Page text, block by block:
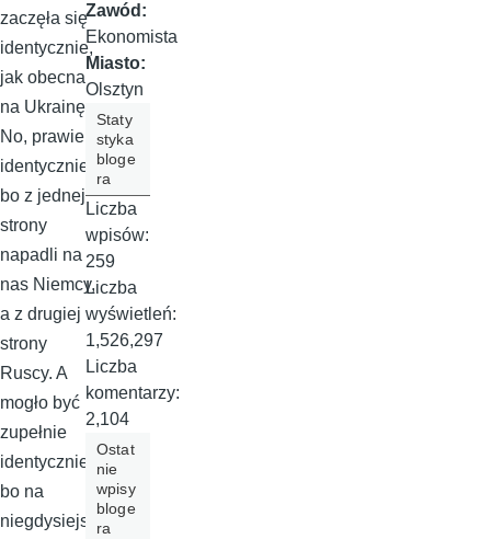
zaczęła się
identycznie,
jak obecna
na Ukrainę.
No, prawie
identycznie,
bo z jednej
strony
napadli na
nas Niemcy,
a z drugiej
strony
Ruscy. A
mogło być
zupełnie
identycznie,
bo na
niegdysiejsz
Zawód:
Ekonomista
Miasto:
Olsztyn
Staty
styka
bloge
ra
Liczba
wpisów:
259
Liczba
wyświetleń:
1,526,297
Liczba
komentarzy:
2,104
Ostat
nie
wpisy
bloge
ra